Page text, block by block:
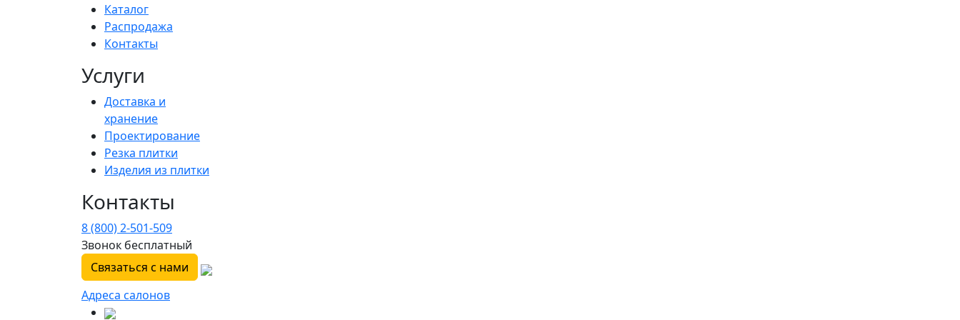
Каталог
Распродажа
Контакты
Услуги
Доставка и
хранение
Проектирование
Резка плитки
Изделия из плитки
Контакты
8 (800) 2-501-509
Звонок бесплатный
Связаться с нами
Адреса салонов